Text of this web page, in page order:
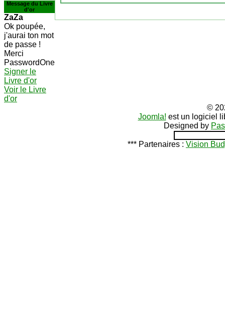
Message du Livre
d'or
ZaZa
Ok poupée,
j'aurai ton mot
de passe !
Merci
PasswordOne
Signer le
Livre d'or
Voir le Livre
d'or
©
Joomla! est un logiciel
Designed by
*** Partenaires : Vision